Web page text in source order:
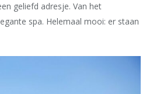
geliefd adresje. Van het
spa. Helemaal mooi: er staan